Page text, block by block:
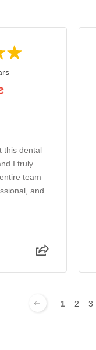
this dental
I truly
team
and
1 2 3